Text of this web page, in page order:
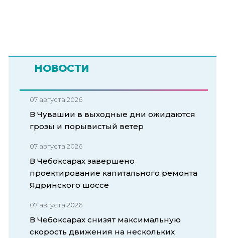
НОВОСТИ
07 августа 2026
В Чувашии в выходные дни ожидаются
грозы и порывистый ветер
07 августа 2026
В Чебоксарах завершено
проектирование капитального ремонта
Ядринского шоссе
07 августа 2026
В Чебоксарах снизят максимальную
скорость движения на нескольких